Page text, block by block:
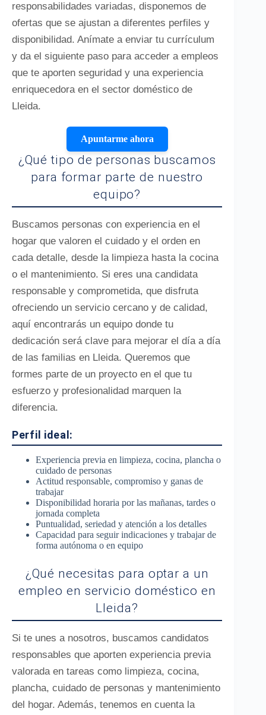
responsabilidades variadas, disponemos de
ofertas que se ajustan a diferentes perfiles y
disponibilidad. Anímate a enviar tu currículum
y da el siguiente paso para acceder a empleos
que te aporten seguridad y una experiencia
enriquecedora en el sector doméstico de
Lleida.
Apuntarme ahora
¿Qué tipo de personas buscamos
para formar parte de nuestro
equipo?
Buscamos personas con experiencia en el
hogar que valoren el cuidado y el orden en
cada detalle, desde la limpieza hasta la cocina
o el mantenimiento. Si eres una candidata
responsable y comprometida, que disfruta
ofreciendo un servicio cercano y de calidad,
aquí encontrarás un equipo donde tu
dedicación será clave para mejorar el día a día
de las familias en Lleida. Queremos que
formes parte de un proyecto en el que tu
esfuerzo y profesionalidad marquen la
diferencia.
Perfil ideal:
Experiencia previa en limpieza, cocina, plancha o
cuidado de personas
Actitud responsable, compromiso y ganas de
trabajar
Disponibilidad horaria por las mañanas, tardes o
jornada completa
Puntualidad, seriedad y atención a los detalles
Capacidad para seguir indicaciones y trabajar de
forma autónoma o en equipo
¿Qué necesitas para optar a un
empleo en servicio doméstico en
Lleida?
Si te unes a nosotros, buscamos candidatos
responsables que aporten experiencia previa
valorada en tareas como limpieza, cocina,
plancha, cuidado de personas y mantenimiento
del hogar. Además, tenemos en cuenta la